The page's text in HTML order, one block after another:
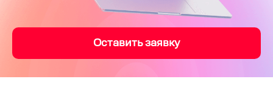
Оставить заявку